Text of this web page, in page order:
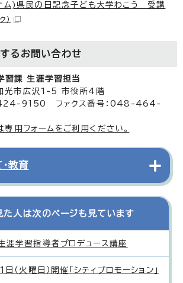
ム)県民の日記念子ども大学わこう 受講
）
る お問い合わせ
習課 生涯学習担当
市広沢1-5 市役所4階
9150 ファクス番号：048-464-
専用フォームをご利用ください。
教育
た人は次のページも見ています
学習指導者プロデュース講座
（火曜日）開催「シティプロモーション」